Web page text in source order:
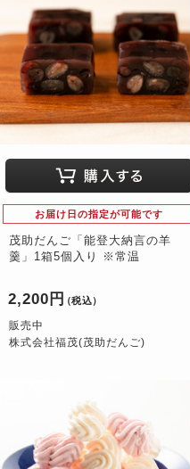
お届け日の指定が可能です
茂助だんご「能登大納言の羊
羹」1箱5個入り ※常温
2,200円 （税込）
販売中
株式会社福茂(茂助だんご)